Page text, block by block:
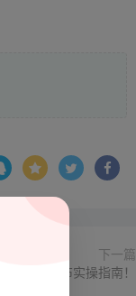
下一篇
？内容发布实操指南！